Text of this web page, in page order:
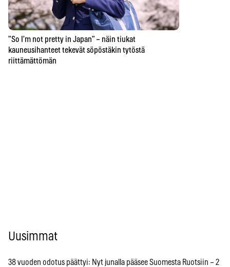
”So I’m not pretty in Japan” – näin tiukat
kauneusihanteet tekevät söpöstäkin tytöstä
riittämättömän
Uusimmat
38 vuoden odotus päättyi: Nyt junalla pääsee Suomesta Ruotsiin – 2